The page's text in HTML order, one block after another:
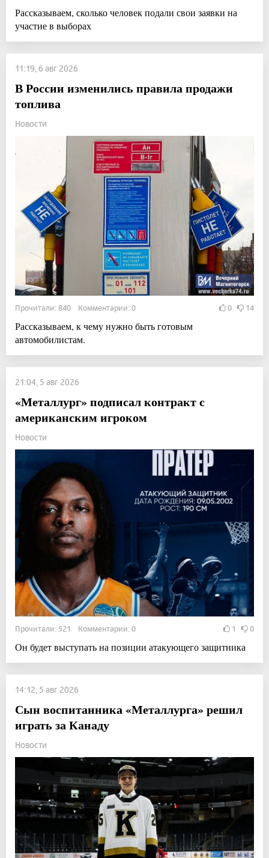
Рассказываем, сколько человек подали свои заявки на
участие в выборах
11:19, 6 авг 2026
В России изменились правила продажи
топлива
Новости
Прочитали: 840 Комментарии: 0 0 14
Рассказываем, к чему нужно быть готовым
автомобилистам.
21:04, 5 авг 2026
«Металлург» подписал контракт с
американским игроком
Новости
Прочитали: 521 Комментарии: 0 1 0
Он будет выступать на позиции атакующего защитника
14:12, 5 авг 2026
Сын воспитанника «Металлурга» решил
играть за Канаду
Новости